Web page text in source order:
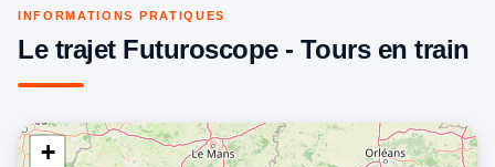
INFORMATIONS PRATIQUES
Le trajet Futuroscope - Tours en train
+